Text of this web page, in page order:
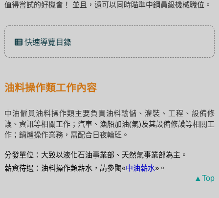
值得嘗試的好機會！ 並且，還可以同時瞄準中鋼員級機械職位。
快速導覽目錄
油料操作類工作內容
中油僱員油料操作類主要負責油料輸儲、灌裝、工程、設備修
護、資訊等相關工作；汽車、漁船加油(氣)及其設備修護等相關工
作；鍋爐操作業務，需配合日夜輪班。
分發單位：大致以液化石油事業部、天然氣事業部為主。
薪資待遇：油料操作類薪水，請參閱«中油薪水»。
▲Top